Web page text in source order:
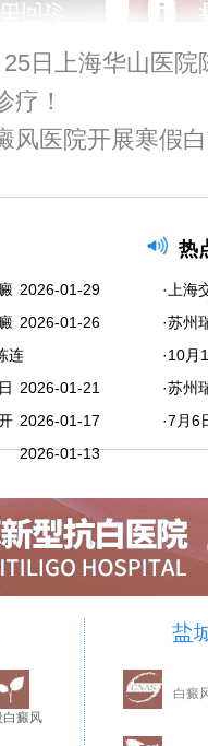
日上海华山医
疗！
风医院开展寒假
2026-01-29
2026-01-26
连
2026-01-21
2026-01-17
2026-01-13
热
·上海
·苏州
·10月
·苏州
·​​7月6
白癜风
盐
白癜